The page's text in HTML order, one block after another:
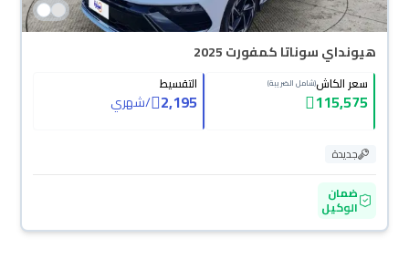
هيونداي سوناتا كمفورت 2025
سعر الكاش(شامل الضريبة)
115,575
التقسيط
2,195
/شهري
جديدة
ضمان
الوكيل